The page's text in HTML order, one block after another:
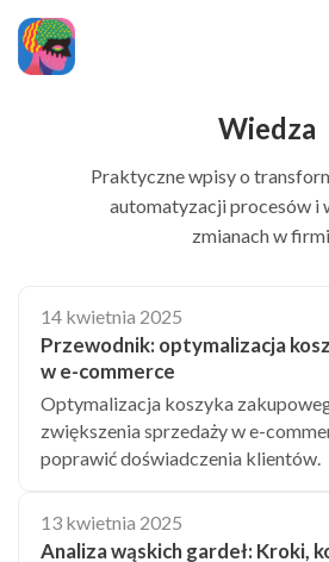
Wiedza
Praktyczne wpisy o
automatyzacji procesów i
zmianach w
14 kwietnia 2025
Przewodnik: optymalizacja
w e-commerce
Optymalizacja koszyka
zwiększenia sprzedaży w e-
poprawić doświadczenia klientów.
13 kwietnia 2025
Analiza wąskich gardeł: Kroki,